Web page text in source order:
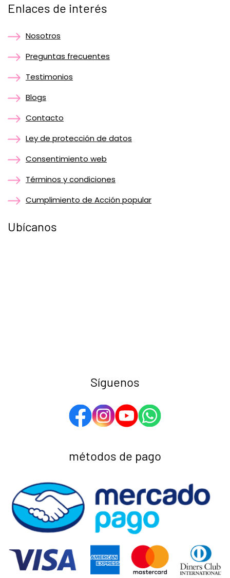
Enlaces de interés
Nosotros
Preguntas frecuentes
Testimonios
Blogs
Contacto
Ley de protección de datos
Consentimiento web
Términos y condiciones
Cumplimiento de Acción popular
Ubícanos
Síguenos
métodos de pago